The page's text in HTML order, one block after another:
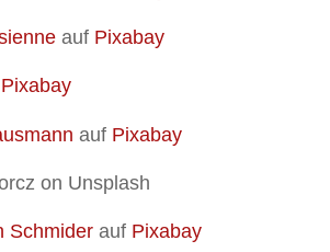
auf Pixabay
Pixabay
auf Pixabay
on Unsplash
Schmider auf Pixabay